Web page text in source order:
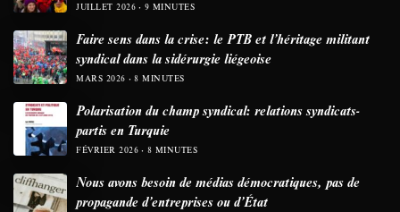
JUILLET 2026 9 MINUTES
Faire sens dans la crise: le PTB et l’héritage militant
syndical dans la sidérurgie liégeoise
MARS 2026 8 MINUTES
Polarisation du champ syndical: relations syndicats-
partis en Turquie
FÉVRIER 2026 8 MINUTES
Nous avons besoin de médias démocratiques, pas de
propagande d’entreprises ou d’État